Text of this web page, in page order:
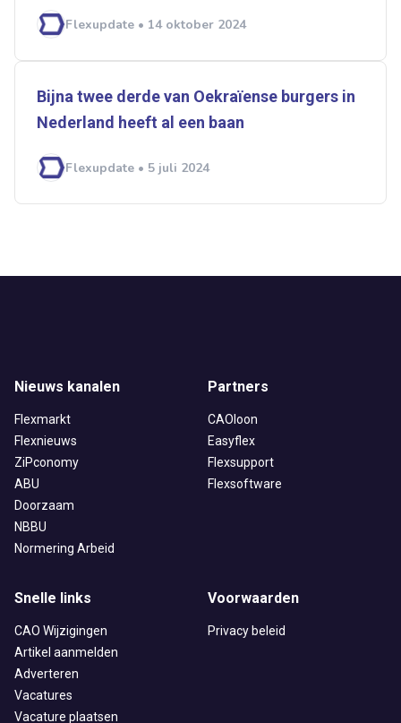
Flexupdate • 14 oktober 2024
Bijna twee derde van Oekraïense burgers in
Nederland heeft al een baan
Flexupdate • 5 juli 2024
Nieuws kanalen
Flexmarkt
Flexnieuws
ZiPconomy
ABU
Doorzaam
NBBU
Normering Arbeid
Partners
CAOloon
Easyflex
Flexsupport
Flexsoftware
Snelle links
CAO Wijzigingen
Artikel aanmelden
Adverteren
Vacatures
Vacature plaatsen
Voorwaarden
Privacy beleid